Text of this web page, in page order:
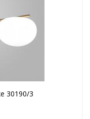
30190/3